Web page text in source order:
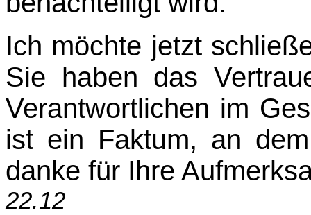
Ich möchte jetzt
Sie haben das
Verantwortlichen im
ist ein Faktum, an
danke für Ihre
22.12